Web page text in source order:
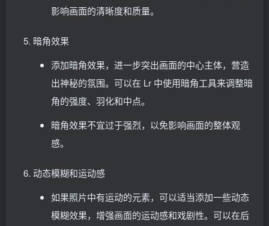
影响画面的清晰度和质量。
暗角效果
添加暗角效果，进一步突出画面的中心主体，营造
出神秘的氛围。可以在 Lr 中使用暗角工具来调整暗
角的强度、羽化和中点。
暗角效果不宜过于强烈，以免影响画面的整体观
感。
动态模糊和运动感
如果照片中有运动的元素，可以适当添加一些动态
模糊效果，增强画面的运动感和戏剧性。可以在后